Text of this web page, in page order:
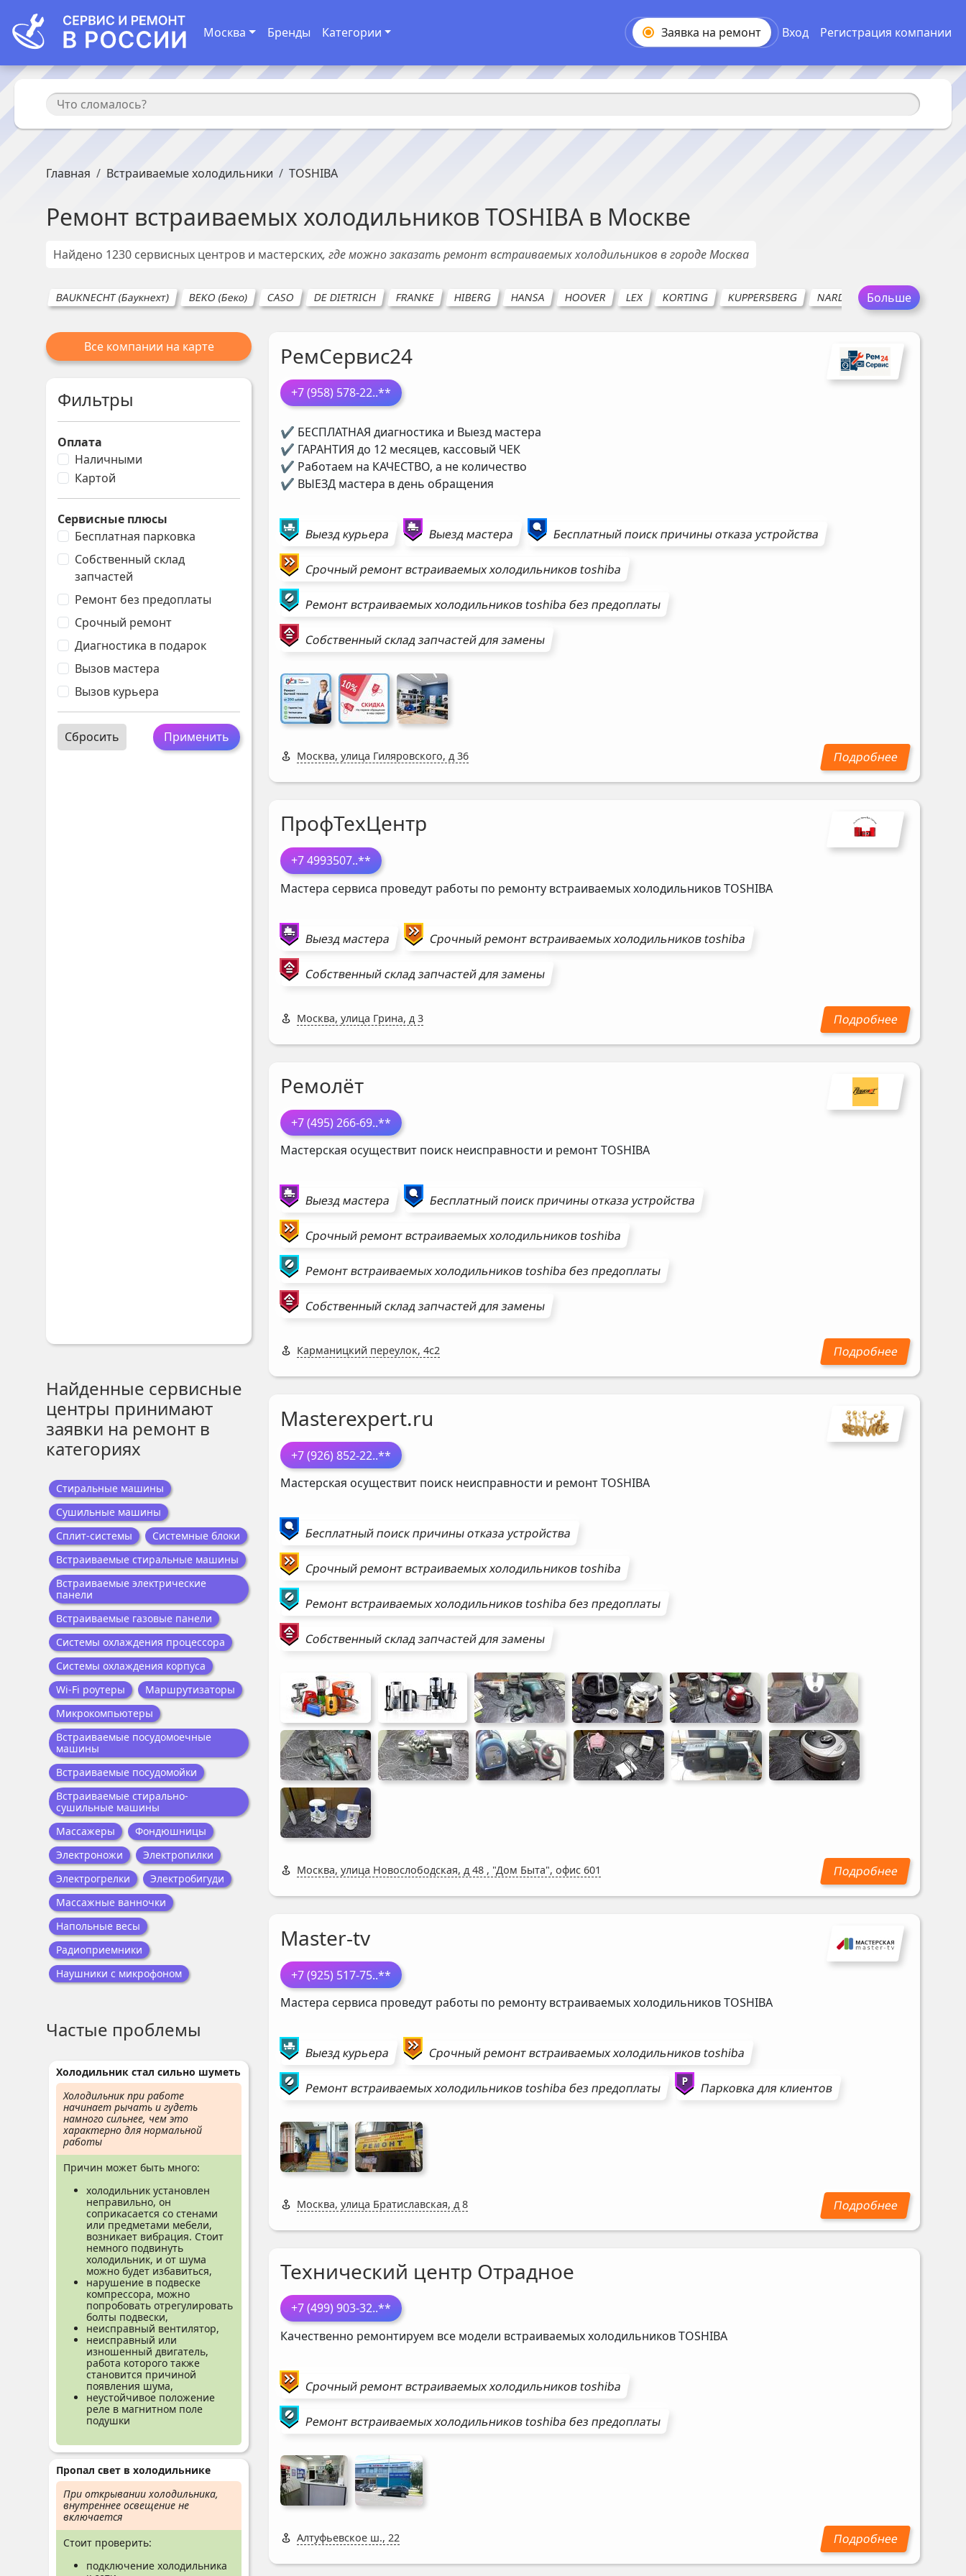
Москва Бренды Категории Заявка на ремонт Вход Регистрация компании
Главная Встраиваемые холодильники TOSHIBA
Ремонт встраиваемых холодильников TOSHIBAв Москве
Найдено 1230 сервисных центров и мастерских, где можно заказать ремонт встраиваемых холодильников в городеМосква
BAUKNECHT (Баукнехт) BEKO (Беко) CASO DE DIETRICH FRANKE HIBERG HANSA HOOVER LEX KORTING KUPPERSBERG NARDI MAUNFELD
Больше
Все компании на карте
Фильтры
Оплата
Наличными
Картой
Сервисные плюсы
Бесплатная парковка
Собственный склад
запчастей
Ремонт без предоплаты
Срочный ремонт
Диагностика в подарок
Вызов мастера
Вызов курьера
Применить
Сбросить
Найденные сервисные
центры принимают
заявки на ремонт в
категориях
Стиральные машины
Сушильные машины
Сплит-системы
Системные блоки
Встраиваемые стиральные машины
Встраиваемые электрические
панели
Встраиваемые газовые панели
Системы охлаждения процессора
Системы охлаждения корпуса
Wi-Fi роутеры
Маршрутизаторы
Микрокомпьютеры
Встраиваемые посудомоечные
машины
Встраиваемые посудомойки
Встраиваемые стирально-
сушильные машины
Массажеры
Фондюшницы
Электроножи
Электропилки
Электрогрелки
Электробигуди
Массажные ванночки
Напольные весы
Радиоприемники
Наушники с микрофоном
Частые проблемы
Холодильник стал сильно шуметь
Холодильник при работе
начинает рычать и гудеть
намного сильнее, чем это
характерно для нормальной
работы
Причин может быть много:
холодильник установлен
неправильно, он
соприкасается со стенами
или предметами мебели,
возникает вибрация. Стоит
немного подвинуть
холодильник, и от шума
можно будет избавиться,
нарушение в подвеске
компрессора, можно
попробовать отрегулировать
болты подвески,
неисправный вентилятор,
неисправный или
изношенный двигатель,
работа которого также
становится причиной
появления шума,
неустойчивое положение
реле в магнитном поле
подушки
Пропал свет в холодильнике
При открывании холодильника,
внутреннее освещение не
включается
Стоит проверить:
подключение холодильника
РемСервис24
+7 (958) 578-22..**
✔ БЕСПЛАТНАЯ диагностика и Выезд мастера
✔ ГАРАНТИЯ до 12 месяцев, кассовый ЧЕК
✔ Работаем на КАЧЕСТВО, а не количество
✔ ВЫЕЗД мастера в день обращения
Выезд курьера Выезд мастера Бесплатный поиск причины отказа устройства
Срочный ремонтвстраиваемых холодильниковtoshiba
Ремонтвстраиваемых холодильниковtoshibaбез предоплаты
Собственный склад запчастей для замены
Москва, улица Гиляровского, д 36
ПрофТехЦентр
+7 4993507..**
Мастера сервиса проведут работы по ремонту встраиваемых холодильниковTOSHIBA
Выезд мастера Срочный ремонтвстраиваемых холодильниковtoshiba
Собственный склад запчастей для замены
Москва, улица Грина, д 3
Ремолёт
+7 (495) 266-69..**
Мастерская осуществит поиск неисправности и ремонтTOSHIBA
Выезд мастера Бесплатный поиск причины отказа устройства
Срочный ремонтвстраиваемых холодильниковtoshiba
Ремонтвстраиваемых холодильниковtoshibaбез предоплаты
Собственный склад запчастей для замены
Карманицкий переулок, 4с2
Masterexpert.ru
+7 (926) 852-22..**
Мастерская осуществит поиск неисправности и ремонтTOSHIBA
Бесплатный поиск причины отказа устройства
Срочный ремонтвстраиваемых холодильниковtoshiba
Ремонтвстраиваемых холодильниковtoshibaбез предоплаты
Собственный склад запчастей для замены
Москва, улица Новослободская, д 48 , "Дом Быта", офис 601
Master-tv
+7 (925) 517-75..**
Мастера сервиса проведут работы по ремонту встраиваемых холодильниковTOSHIBA
Выезд курьера Срочный ремонтвстраиваемых холодильниковtoshiba
Ремонтвстраиваемых холодильниковtoshibaбез предоплаты Парковка для клиентов
Москва, улица Братиславская, д 8
Технический центр Отрадное
+7 (499) 903-32..**
Качественно ремонтируем все модели встраиваемых холодильниковTOSHIBA
Срочный ремонтвстраиваемых холодильниковtoshiba
Ремонтвстраиваемых холодильниковtoshibaбез предоплаты
Алтуфьевское ш., 22